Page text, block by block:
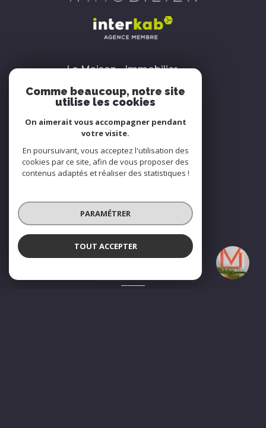
La Maison - Immobilier
La Maison - Immobilier
3 rue du Onze Novembre
93600Aulnay-sous-Bois
01 43 30 10 20
Nous suivre
Comme beaucoup, notre site
utilise les cookies
On aimerait vous accompagner pendant
votre visite.
En poursuivant, vous acceptez l'utilisation des
cookies par ce site, afin de vous proposer des
contenus adaptés et réaliser des statistiques !
PARAMÉTRER
TOUT ACCEPTER